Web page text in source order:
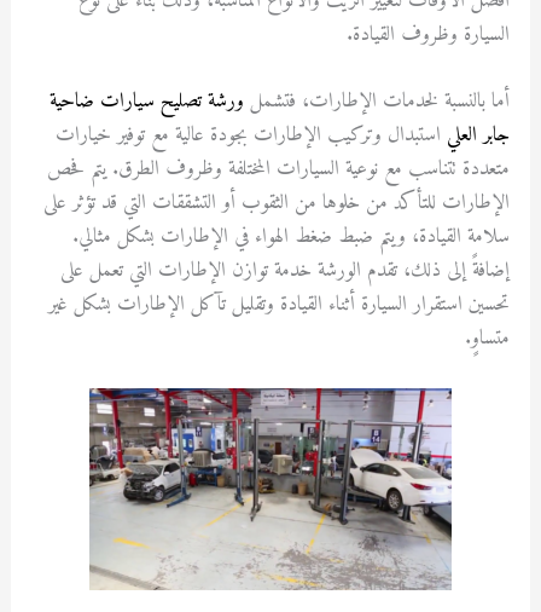
السيارة وظروف القيادة.
أما بالنسبة لخدمات الإطارات، فتشمل ورشة تصليح سيارات ضاحية
جابر العلي استبدال وتركيب الإطارات بجودة عالية مع توفير خيارات
متعددة تتناسب مع نوعية السيارات المختلفة وظروف الطرق. يتم فحص
الإطارات للتأكد من خلوها من الثقوب أو التشققات التي قد تؤثر على
سلامة القيادة، ويتم ضبط ضغط الهواء في الإطارات بشكل مثالي.
إضافةً إلى ذلك، تقدم الورشة خدمة توازن الإطارات التي تعمل على
تحسين استقرار السيارة أثناء القيادة وتقليل تآكل الإطارات بشكل غير
متساوٍ.